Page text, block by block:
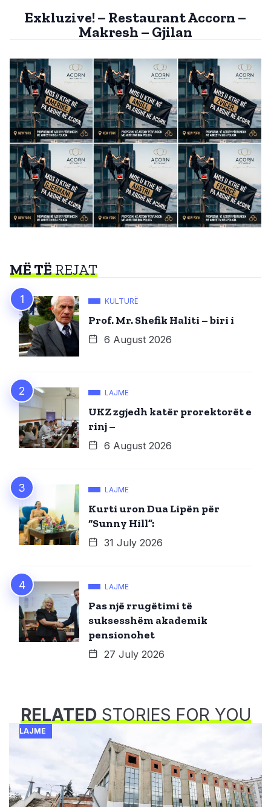
Exkluzive! – Restaurant Accorn –
Makresh – Gjilan
MË TËREJAT
KULTURË
Prof. Mr. Shefik Haliti – biri i
6 August 2026
LAJME
UKZ zgjedh katër prorektorët e
rinj –
6 August 2026
LAJME
Kurti uron Dua Lipën për
“Sunny Hill”:
31 July 2026
LAJME
Pas një rrugëtimi të
suksesshëm akademik
pensionohet
27 July 2026
RELATEDSTORIES FOR YOU
LAJME